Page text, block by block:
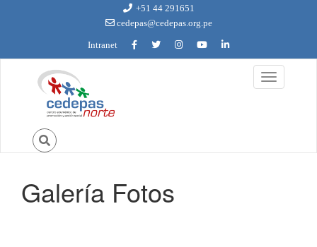
+51 44 291651
cedepas@cedepas.org.pe
Intranet
Toggle
navigation
Usted está aquí
Galería Fotos